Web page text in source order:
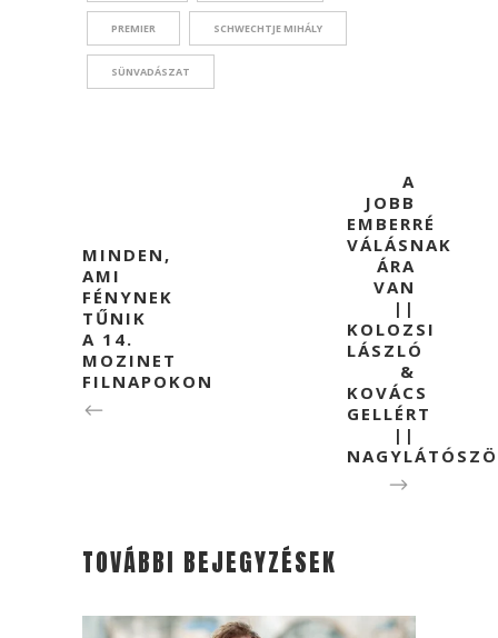
PREMIER SCHWECHTJE MIHÁLY
SÜNVADÁSZAT
MINDEN,
AMI
FÉNYNEK
TŰNIK
A 14.
MOZINET
FILNAPOKON
A
JOBB
EMBERRÉ
VÁLÁSNAK
ÁRA
VAN
||
KOLOZSI
LÁSZLÓ
&
KOVÁCS
GELLÉRT
||
TOVÁBBI BEJEGYZÉSEK